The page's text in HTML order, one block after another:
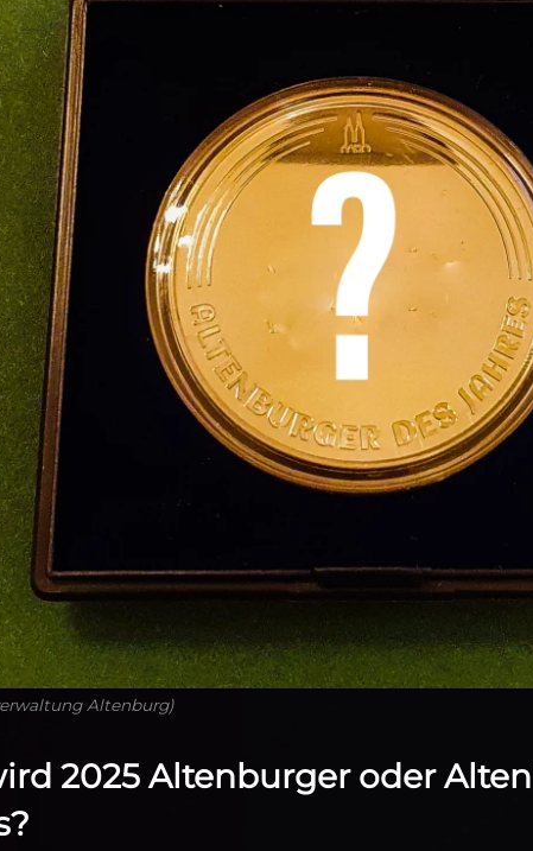
Altenburg)
2025 Altenburger oder